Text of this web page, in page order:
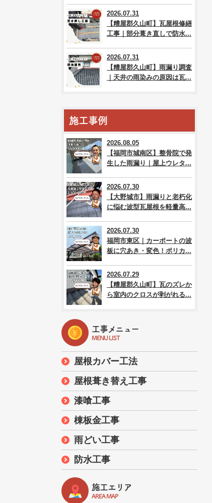
2026.07.31
【糟屋郡久山町】瓦屋根修繕
工事｜部分葺き直しで防水...
2026.07.31
【糟屋郡久山町】雨漏り調査
｜天井の雨染みの原因は瓦...
施工事例
2026.08.05
【福岡市城南区】整骨院で発
生した雨漏り｜屋上ウレタ...
2026.07.30
【大野城市】雨漏りと老朽化
に悩む波型瓦屋根を軽量高...
2026.07.30
福岡市東区｜カーポートの波
板に穴あき・変色！ポリカ...
2026.07.29
【糟屋郡久山町】瓦のズレか
ら室内のクロスが剥がれる...
工事メニュー
MENU LIST
屋根カバー工法
屋根葺き替え工事
漆喰工事
棟板金工事
雨どい工事
防水工事
施工エリア
AREA MAP